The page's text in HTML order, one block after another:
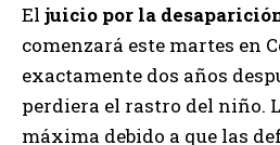
El juicio por la
comenzará este martes en
exactamente dos años
perdiera el rastro del niño.
máxima debido a que las